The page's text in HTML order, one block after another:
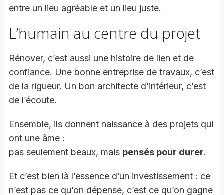
entre un lieu agréable et un lieu juste.
L’humain au centre du projet
Rénover, c’est aussi une histoire de lien et de
confiance. Une bonne entreprise de travaux, c’est
de la rigueur. Un bon architecte d’intérieur, c’est
de l’écoute.
Ensemble, ils donnent naissance à des projets qui
ont une âme :
pas seulement beaux, mais pensés pour durer.
Et c’est bien là l’essence d’un investissement : ce
n’est pas ce qu’on dépense, c’est ce qu’on gagne